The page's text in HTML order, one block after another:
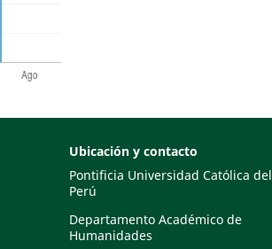
Ubicación y contacto
Pontificia Universidad Católica del
Perú
Departamento Académico de
Humanidades